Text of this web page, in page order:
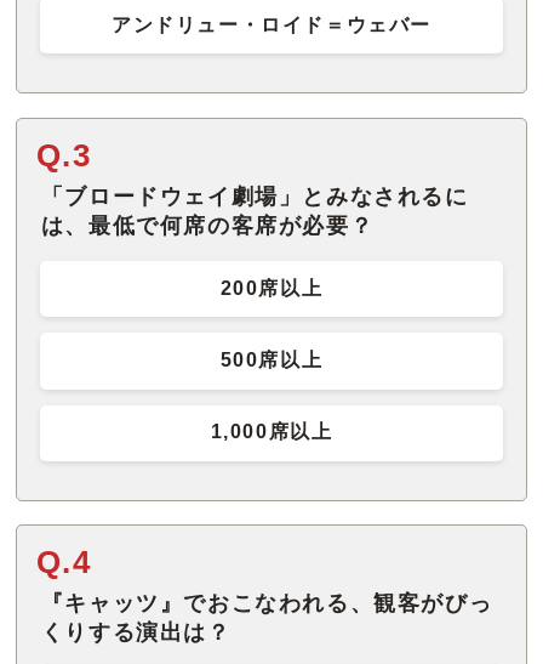
アンドリュー・ロイド＝ウェバー
Q.3
「ブロードウェイ劇場」とみなされるに
は、最低で何席の客席が必要？
200席以上
500席以上
1,000席以上
Q.4
『キャッツ』でおこなわれる、観客がびっ
くりする演出は？